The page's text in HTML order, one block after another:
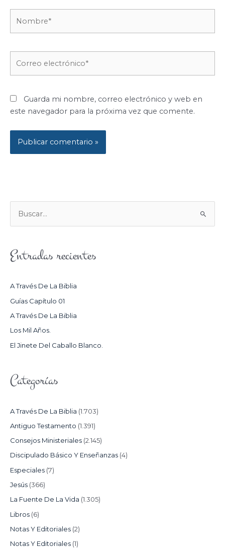
electrónico*
Guarda mi nombre, correo electrónico y web en
este navegador para la próxima vez que comente.
U
C
R
:
Entradas recientes
A Través De La Biblia
Guías Capítulo 01
A Través De La Biblia
Los Mil Años.
El Jinete Del Caballo Blanco.
Categorías
A Través De La Biblia (1.703)
Antiguo Testamento (1.391)
Consejos Ministeriales (2.145)
Discipulado Básico Y Enseñanzas (4)
Especiales (7)
Jesús (366)
La Fuente De La Vida (1.305)
Libros (6)
Notas Y Editoriales (2)
Notas Y Editoriales (1)